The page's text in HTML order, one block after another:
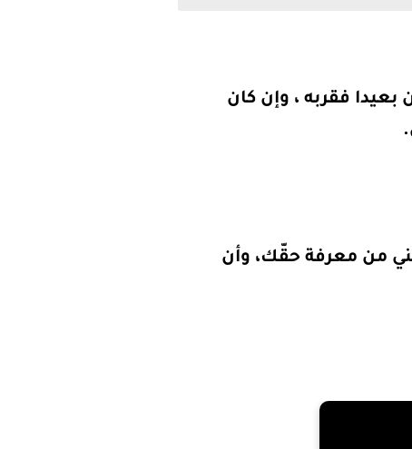
فقربه ، وإن كان
من معرفة حقّك، وأن